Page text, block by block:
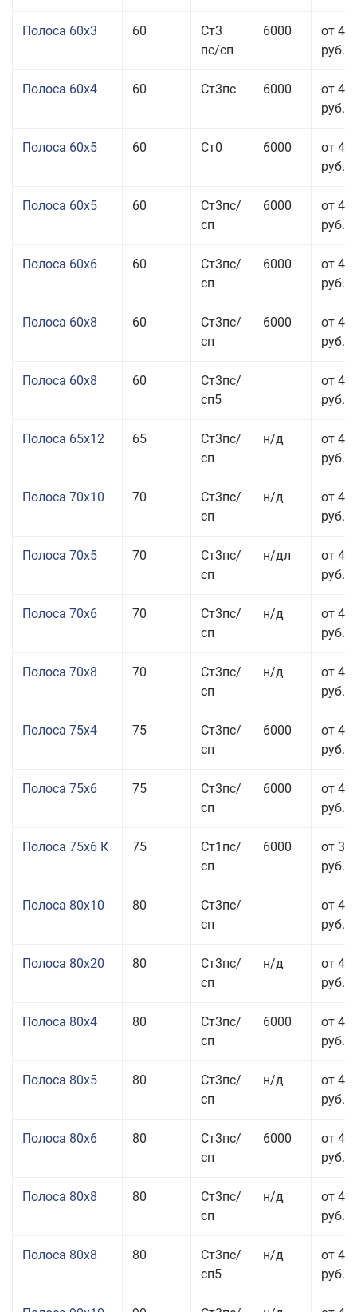
Полоса 60x3 60
Ст3
пс/сп
6000
от 46
руб.
Полоса 60x4 60 Ст3пс 6000
от 45
руб.
Полоса 60x5 60 Ст0 6000
от 43
руб.
Полоса 60x5 60
Ст3пс/
сп
6000
от 43
руб.
Полоса 60x6 60
Ст3пс/
сп
6000
от 42
руб.
Полоса 60x8 60
Ст3пс/
сп
6000
от 42
руб.
Полоса 60x8 60
Ст3пс/
сп5
от 42
руб.
Полоса 65x12 65
Ст3пс/
сп
н/д
от 42
руб.
Полоса 70x10 70
Ст3пс/
сп
н/д
от 42
руб.
Полоса 70x5 70
Ст3пс/
сп
н/дл
от 43
руб.
Полоса 70x6 70
Ст3пс/
сп
н/д
от 42
руб.
Полоса 70x8 70
Ст3пс/
сп
н/д
от 43
руб.
Полоса 75x4 75
Ст3пс/
сп
6000
от 41
руб.
Полоса 75x6 75
Ст3пс/
сп
6000
от 42
руб.
Полоса 75x6 К 75
Ст1пс/
сп
6000
от 35
руб.
Полоса 80x10 80
Ст3пс/
сп
от 42
руб.
Полоса 80x20 80
Ст3пс/
сп
н/д
от 49
руб.
Полоса 80x4 80
Ст3пс/
сп
6000
от 42
руб.
Полоса 80x5 80
Ст3пс/
сп
н/д
от 43
руб.
Полоса 80x6 80
Ст3пс/
сп
6000
от 42
руб.
Полоса 80x8 80
Ст3пс/
сп
н/д
от 41
руб.
Полоса 80x8 80
Ст3пс/
сп5
н/д
от 41
руб.